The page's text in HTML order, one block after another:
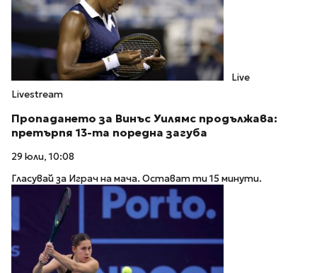
Live
Livestream
Пропадането за Винъс Уилямс продължава:
претърпя 13-та поредна загуба
29 юли, 10:08
Гласувай за Играч на мача. Остават ти 15 минути.